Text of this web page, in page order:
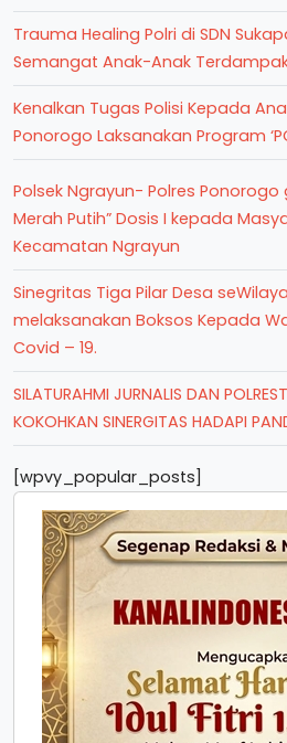
Trauma Healing Polri di SDN
Semangat Anak-Anak
Kenalkan Tugas Polisi Kepada
Ponorogo Laksanakan Program
Polsek Ngrayun- Polres Ponorogo
Merah Putih” Dosis I kepada
Kecamatan Ngrayun
Sinegritas Tiga Pilar Desa
melaksanakan Boksos Kepada
Covid – 19.
SILATURAHMI JURNALIS DAN
KOKOHKAN SINERGITAS HADAPI
[wpvy_popular_posts]